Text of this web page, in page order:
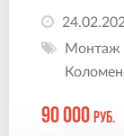
Монтаж
90 000 руб.